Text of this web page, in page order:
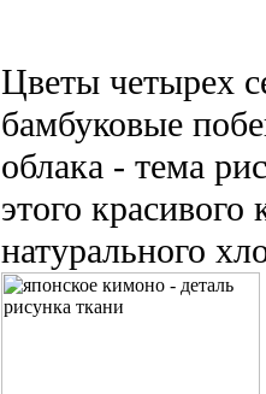
Цветы четырех
бамбуковые
облака - тема
этого
натурального